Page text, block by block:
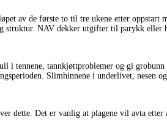
av de første to til tre ukene etter oppstart
struktur. NAV dekker utgifter til parykk eller
i tennene, tannkjøttproblemer og gi
Slimhinnene i underlivet, nesen
dette. Det er vanlig at plagene vil avta etter